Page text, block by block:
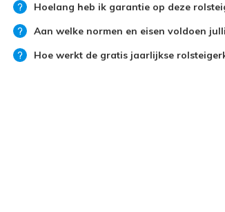
Hoelang heb ik garantie op deze
Aan welke normen en eisen voldoen
Hoe werkt de gratis jaarlijkse